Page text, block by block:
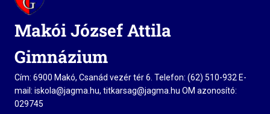
content
Makói József Attila
Gimnázium
Cím: 6900 Makó, Csanád vezér tér 6. Telefon: (62) 510-932 E-
mail: iskola@jagma.hu, titkarsag@jagma.hu OM azonosító:
029745